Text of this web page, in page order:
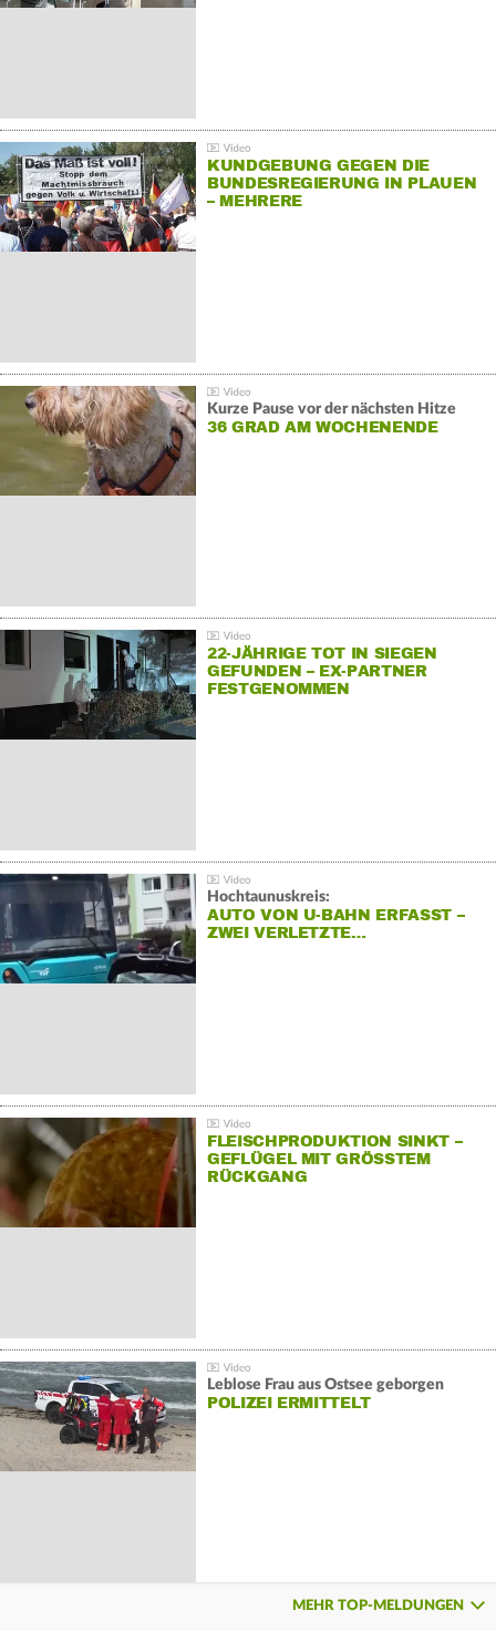
KUNDGEBUNG GEGEN DIE
BUNDESREGIERUNG IN PLAUEN
– MEHRERE
Kurze Pause vor der nächsten Hitze
36 GRAD AM WOCHENENDE
22-JÄHRIGE TOT IN SIEGEN
GEFUNDEN – EX-PARTNER
FESTGENOMMEN
Hochtaunuskreis:
AUTO VON U-BAHN ERFASST –
ZWEI VERLETZTE…
FLEISCHPRODUKTION SINKT –
GEFLÜGEL MIT GRÖSSTEM R
ÜCKGANG
Leblose Frau aus Ostsee geborgen
POLIZEI ERMITTELT
MEHR TOP-MELDUNGEN